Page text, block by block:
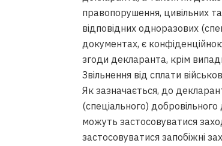
правопорушення, цивільних
відповідних одноразових
документах, є
згоди декларанта, крім
Звільнення від сплати
Як зазначається, до
(спеціального)
можуть застосовуватися
застосовуватися запобіжні